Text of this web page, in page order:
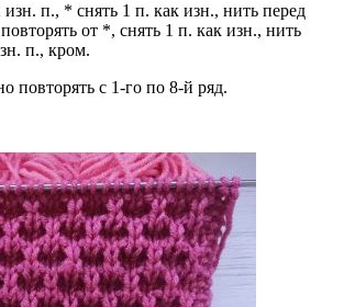
п., * снять 1 п. как изн., нить перед
от *, снять 1 п. как изн., нить
п., кром.
повторять с 1-го по 8-й ряд.